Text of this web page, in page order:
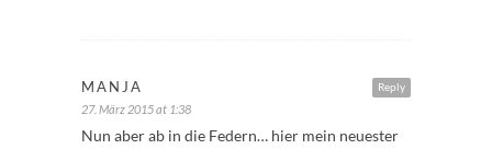
Reply
MANJA
27. März 2015 at 1:38
Nun aber ab in die Federn… hier mein neuester